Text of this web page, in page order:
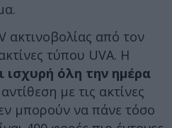
ακτινοβολίας από τον
τύπου UVA. Η
ισχυρή όλη την ημέρα
με τις ακτίνες
μπορούν να πάνε τόσο